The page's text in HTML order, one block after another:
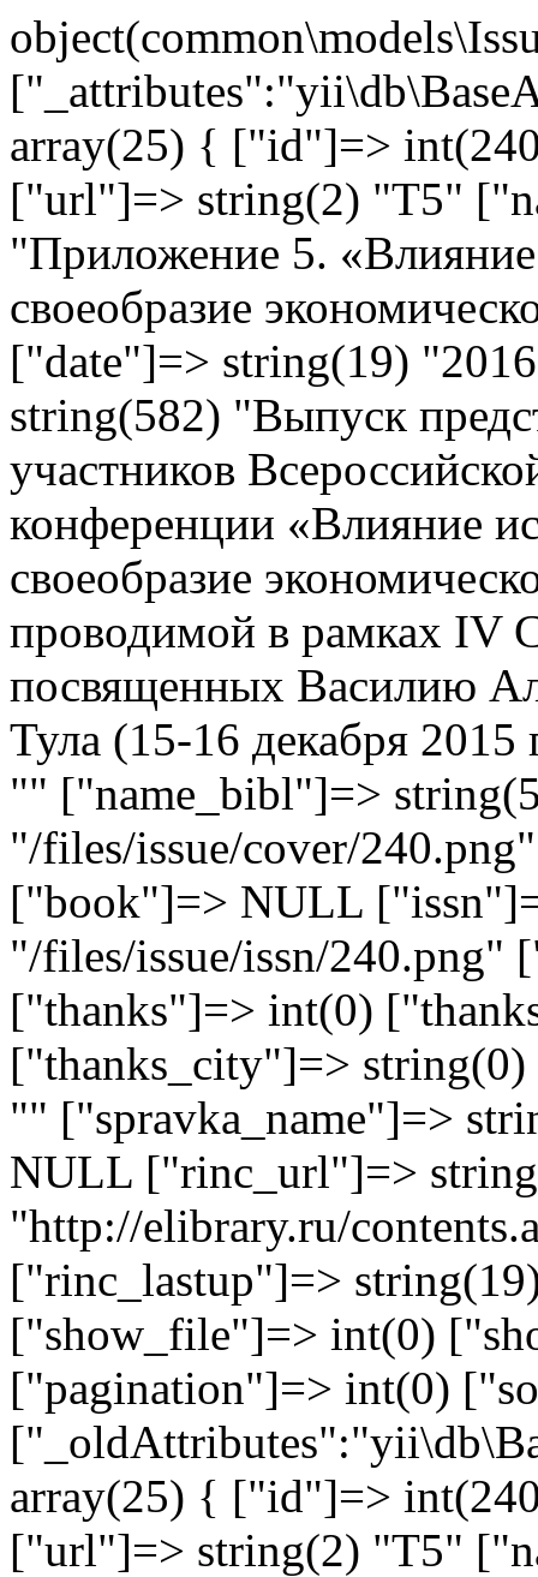
array(25) { ["id"]=>
["url"]=> string(2) "T5"
"Приложение 5. «Влияние
своеобразие
["date"]=> string(19)
string(582) "Выпуск
участников
конференции «Влияние
своеобразие
проводимой в рамках IV
посвященных Василию
Тула (15-16 декабря
"" ["name_bibl"]=>
"/files/issue/cover/
["book"]=> NULL
"/files/issue/issn/
["thanks"]=> int(0)
["thanks_city"]=>
"" ["spravka_name"]=>
NULL ["rinc_url"]=>
"http://elibrary.ru/
["rinc_lastup"]=>
["show_file"]=> int(0)
["pagination"]=> int(0)
array(25) { ["id"]=>
["url"]=> string(2) "T5"